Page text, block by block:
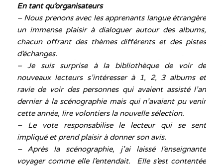
En tant qu’organisateurs
– Nous prenons avec les apprenants langue étrangère
un immense plaisir à dialoguer autour des albums,
chacun offrant des thèmes différents et des pistes
d’échanges.
– Je suis surprise à la bibliothèque de voir de
nouveaux lecteurs s’intéresser à 1, 2, 3 albums et
ravie de voir des personnes qui avaient assisté l’an
dernier à la scénographie mais qui n’avaient pu venir
cette année, lire volontiers la nouvelle sélection.
– Le vote responsabilise le lecteur qui se sent
impliqué et prend plaisir à donner son avis.
– Après la scénographie, j’ai laissé l’enseignante
voyager comme elle l’entendait. Elle s’est contentée